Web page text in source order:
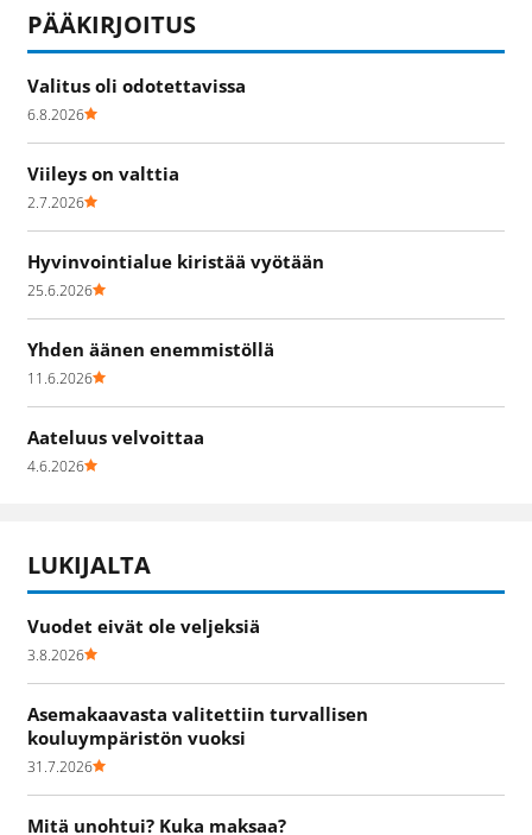
PÄÄKIRJOITUS
Valitus oli odotettavissa
6.8.2026
Viileys on valttia
2.7.2026
Hyvinvointialue kiristää vyötään
25.6.2026
Yhden äänen enemmistöllä
11.6.2026
Aateluus velvoittaa
4.6.2026
LUKIJALTA
Vuodet eivät ole veljeksiä
3.8.2026
Asemakaavasta valitettiin turvallisen
kouluympäristön vuoksi
31.7.2026
Mitä unohtui? Kuka maksaa?